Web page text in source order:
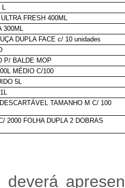
FRESH 400ML
DUPLA FACE c/ 10 unidades
P/ BALDE MOP
MÉDIO C/100
5L
DESCARTÁVEL TAMANHO M C/ 100
2000 FOLHA DUPLA 2 DOBRAS
deverá